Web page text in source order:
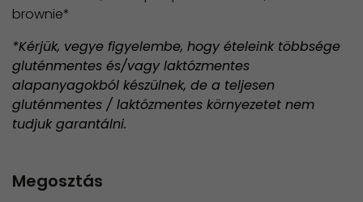
brownie*
*Kérjük, vegye figyelembe, hogy ételeink többsége
gluténmentes és/vagy laktózmentes
alapanyagokból készülnek, de a teljesen
gluténmentes / laktózmentes környezetet nem
tudjuk garantálni.
Megosztás